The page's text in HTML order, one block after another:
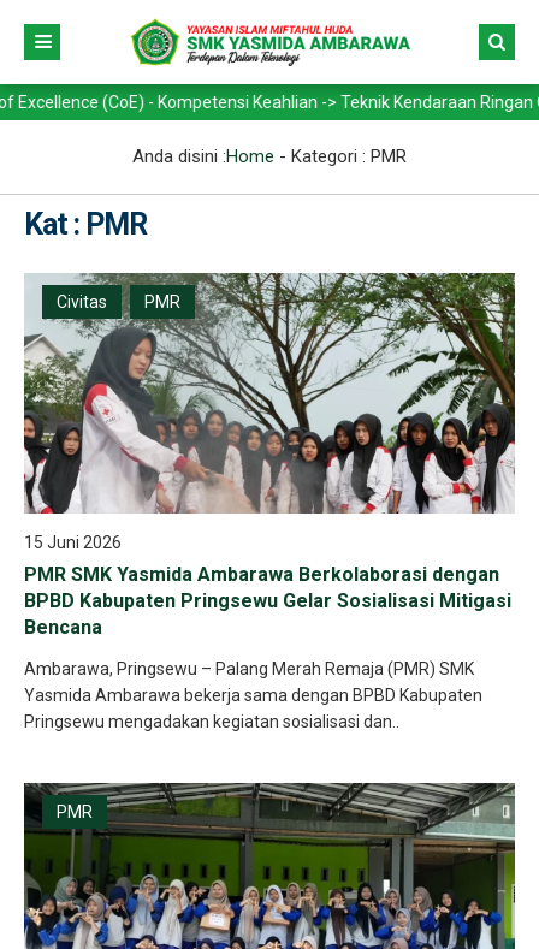
(CoE) - Kompetensi Keahlian -> Teknik Kendaraan Ringan
Anda disini :Home - Kategori : PMR
Kat : PMR
Civitas PMR
15 Juni 2026
PMR SMK Yasmida Ambarawa Berkolaborasi dengan
BPBD Kabupaten Pringsewu Gelar Sosialisasi Mitigasi
Bencana
Ambarawa, Pringsewu – Palang Merah Remaja (PMR) SMK
Yasmida Ambarawa bekerja sama dengan BPBD Kabupaten
Pringsewu mengadakan kegiatan sosialisasi dan..
PMR